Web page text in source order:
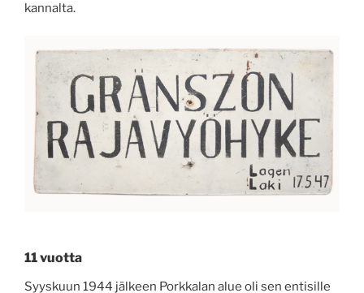
kannalta.
11 vuotta
Syyskuun 1944 jälkeen Porkkalan alue oli sen entisille